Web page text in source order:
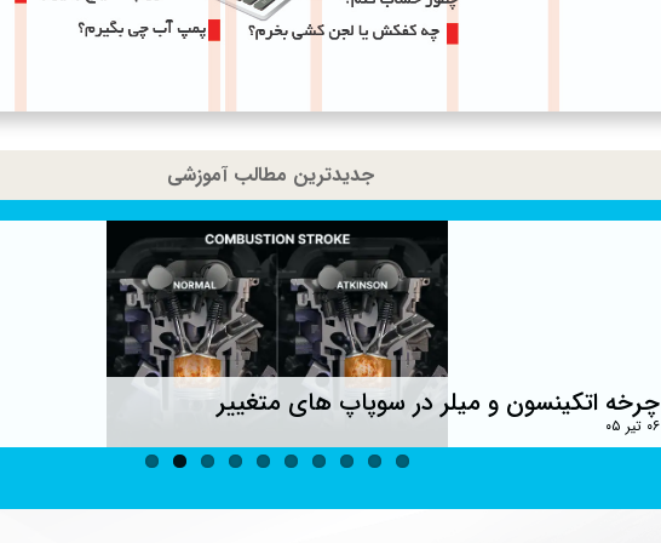
جدیدترین مطالب آموزشی
چرخه اتکینسون و میلر در سوپاپ های متغییر
۰۶ تیر ۰۵